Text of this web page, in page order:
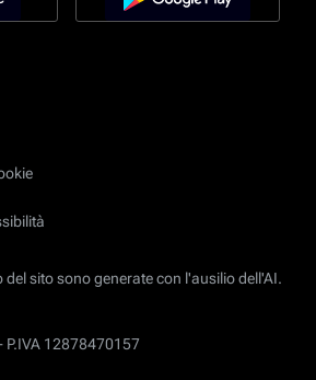
del sito sono generate con l'ausilio dell'AI.
P.IVA 12878470157